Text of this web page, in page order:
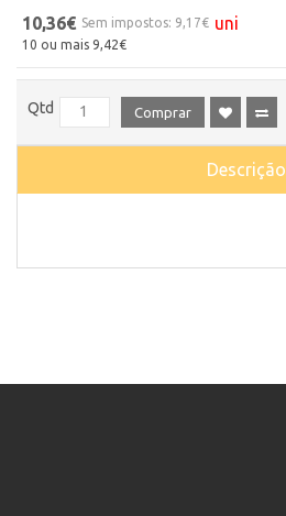
10,36€ Sem impostos: 9,17€ uni
10 ou mais 9,42€
Qtd Comprar
Descrição